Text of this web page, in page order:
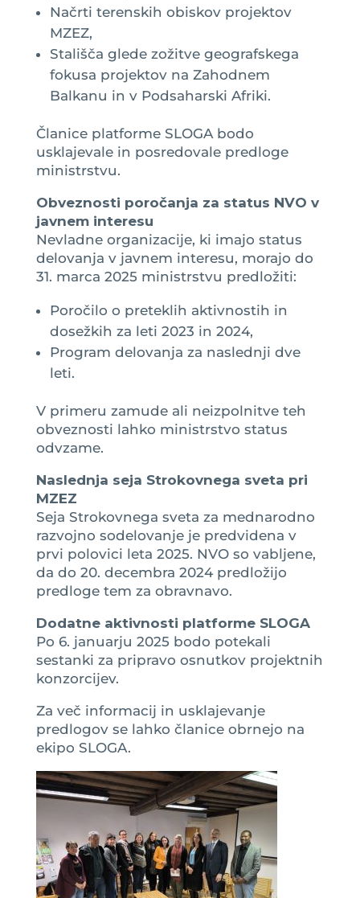
Načrti terenskih obiskov projektov
MZEZ,
Stališča glede zožitve geografskega
fokusa projektov na Zahodnem
Balkanu in v Podsaharski Afriki.
Članice platforme SLOGA bodo
usklajevale in posredovale predloge
ministrstvu.
Obveznosti poročanja za status NVO v
javnem interesu
Nevladne organizacije, ki imajo status
delovanja v javnem interesu, morajo do
31. marca 2025 ministrstvu predložiti:
Poročilo o preteklih aktivnostih in
dosežkih za leti 2023 in 2024,
Program delovanja za naslednji dve
leti.
V primeru zamude ali neizpolnitve teh
obveznosti lahko ministrstvo status
odvzame.
Naslednja seja Strokovnega sveta pri
MZEZ
Seja Strokovnega sveta za mednarodno
razvojno sodelovanje je predvidena v
prvi polovici leta 2025. NVO so vabljene,
da do 20. decembra 2024 predložijo
predloge tem za obravnavo.
Dodatne aktivnosti platforme SLOGA
Po 6. januarju 2025 bodo potekali
sestanki za pripravo osnutkov projektnih
konzorcijev.
Za več informacij in usklajevanje
predlogov se lahko članice obrnejo na
ekipo SLOGA.